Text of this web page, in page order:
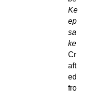
Ke
ep
sa
ke
Cr
aft
ed
fro